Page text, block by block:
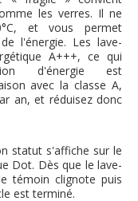
les verres. Il ne
et vous permet
l'énergie. Les lave-
A+++, ce qui
d'énergie est
avec la classe A,
an, et réduisez donc
statut s'affiche sur le
Dot. Dès que le lave-
témoin clignote puis
est terminé.